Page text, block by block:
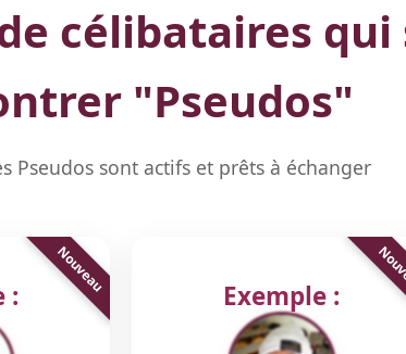
célibataires
"Pseudos"
Pseudos sont actifs et prêts à échanger
: Exemple :